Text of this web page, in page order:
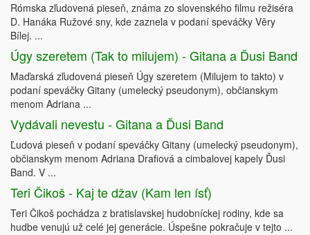
Rómska zľudovená pieseň, známa zo slovenského filmu režiséra
D. Hanáka Ružové sny, kde zaznela v podaní speváčky Věry
Bílej. ...
Úgy szeretem (Tak to milujem) - Gitana a Ďusi Band
Maďarská zľudovená pieseň Úgy szeretem (Milujem to takto) v
podaní speváčky Gitany (umelecký pseudonym), občianskym
menom Adriana ...
Vydávali nevestu - Gitana a Ďusi Band
Ľudová pieseň v podaní speváčky Gitany (umelecký pseudonym),
občianskym menom Adriana Drafiová a cimbalovej kapely Ďusi
Band. V ...
Teri Čikoš - Kaj te džav (Kam len ísť)
Teri Čikoš pochádza z bratislavskej hudobníckej rodiny, kde sa
hudbe venujú už celé jej generácie. Úspešne pokračuje v tejto ...